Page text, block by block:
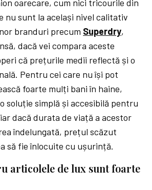
oarecare, cum nici tricourile din
nu sunt la același nivel calitativ
branduri precum Superdry,
dacă vei compara aceste
că prețurile medii reflectă și o
Pentru cei care nu își pot
foarte mulți bani în haine,
soluție simplă și accesibilă pentru
dacă durata de viață a acestor
îndelungată, prețul scăzut
să fie înlocuite cu ușurință.
articolele de lux sunt foarte